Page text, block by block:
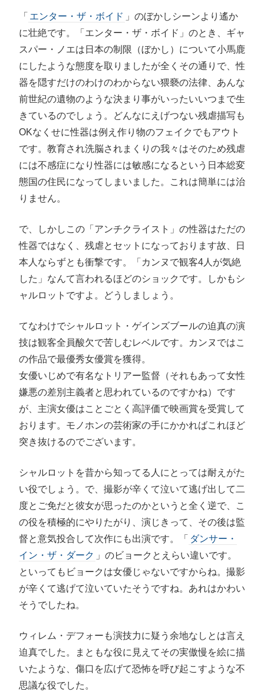
「 エンター・ザ・ボイド 」のぼかしシーンより遙か
に壮絶です。「エンター・ザ・ボイド」のとき、ギャ
スパー・ノエは日本の制限（ぼかし）について小馬鹿
にしたような態度を取りましたが全くその通りで、性
器を隠すだけのわけのわからない猥褻の法律、あんな
前世紀の遺物のような決まり事がいったいいつまで生
きているのでしょう。どんなにえげつない残虐描写も
OKなくせに性器は例え作り物のフェイクでもアウト
です。教育され洗脳されまくりの我々はそのため残虐
には不感症になり性器には敏感になるという日本総変
態国の住民になってしまいました。これは簡単には治
りません。
で、しかしこの「アンチクライスト」の性器はただの
性器ではなく、残虐とセットになっております故、日
本人ならずとも衝撃です。「カンヌで観客4人が気絶
した」なんて言われるほどのショックです。しかもシ
ャルロットですよ。どうしましょう。
てなわけでシャルロット・ゲインズブールの迫真の演
技は観客全員酸欠で苦しむレベルです。カンヌではこ
の作品で最優秀女優賞を獲得。
女優いじめで有名なトリアー監督（それもあって女性
嫌悪の差別主義者と思われているのですかね）です
が、主演女優はことごとく高評価で映画賞を受賞して
おります。モノホンの芸術家の手にかかればこれほど
突き抜けるのでございます。
シャルロットを昔から知ってる人にとっては耐えがた
い役でしょう。で、撮影が辛くて泣いて逃げ出して二
度とご免だと彼女が思ったのかというと全く逆で、こ
の役を積極的にやりたがり、演じきって、その後は監
督と意気投合して次作にも出演です。「 ダンサー・
イン・ザ・ダーク 」のビョークとえらい違いです。
といってもビョークは女優じゃないですからね。撮影
が辛くて逃げて泣いていたそうですね。あれはかわい
そうでしたね。
ウィレム・デフォーも演技力に疑う余地なしとは言え
迫真でした。まともな役に見えてその実傲慢を絵に描
いたような、傷口を広げて恐怖を呼び起こすような不
思議な役でした。